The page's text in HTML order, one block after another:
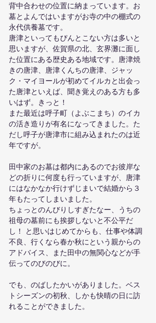
背中合わせの位置に納まっています。お
墓とよんではいますがお寺の中の棚式の
永代供養墓です。
唐津といってもぴんとこない方は多いと
思いますが、佐賀県の北、玄界灘に面し
た位置にある歴史ある地域です。唐津焼
きの唐津、唐津くんちの唐津、ジャッ
ク・マイヨールが初めてイルカと出会っ
た唐津といえば、聞き覚えのある方も多
いはず。きっと！
また最近は呼子町（よぶこまち）のイカ
の活き造りが有名になってきました。た
だし呼子が唐津市に組み込まれたのは近
年ですが。
田中家のお墓は都内にあるのでお彼岸な
どの折りに何度も行っていますが、唐津
にはなかなか行けずじまいで結婚から３
年もたってしまいました。
ちょっとのんびりしすぎたなー、うちの
祖母の墓前にも挨拶しないと不公平だ
し！ と思いはじめてからも、仕事や体調
不良、行くなら春か秋にという親からの
アドバイス、また田中の無関心などが手
伝ってのびのびに。
でも、のばしたかいがありました。ベス
トシーズンの初秋、しかも快晴の日に訪
れることができました。